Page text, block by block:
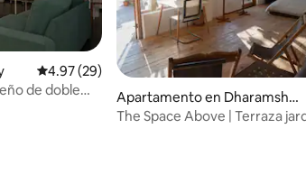
Calificación promedio: 4.97 de 5, 29
4.97 (29)
de doble
Apartamento en Dharamshal
a
The Space Above | Terraza